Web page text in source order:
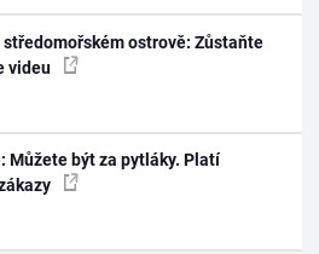
ostrově: Zůstaňte
videu
Můžete být za pytláky. Platí